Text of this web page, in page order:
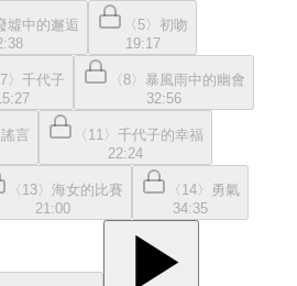
墟中的邂逅
〈5〉初吻
19:17
7〉千代子
〈8〉暴風雨中的幽會
32:56
謠言
〈11〉千代子的幸福
22:24
〈13〉海女的比賽
21:00
〈14〉勇氣
34:35